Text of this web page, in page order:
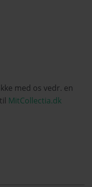
med os vedr. en
MitCollectia.dk